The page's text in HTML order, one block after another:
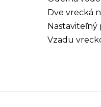
Dve vrecká
Nastaviteľný
Vzadu